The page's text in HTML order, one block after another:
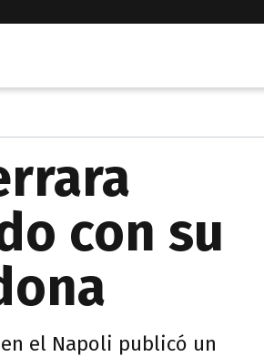
con su
el Napoli publicó un